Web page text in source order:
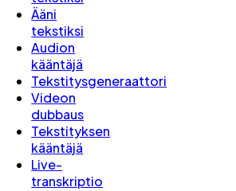
Ääni
tekstiksi
Audion
kääntäjä
Tekstitysgeneraattori
Videon
dubbaus
Tekstityksen
kääntäjä
Live-
transkriptio